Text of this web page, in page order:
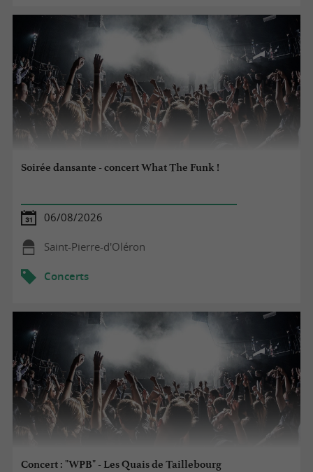
Soirée dansante - concert What The Funk !
06/08/2026
Saint-Pierre-d'Oléron
Concerts
Concert : "WPB" - Les Quais de Taillebourg